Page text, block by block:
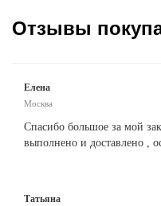
Отзывы
Елена
Москва
Спасибо большое за мой
выполнено и доставлено ,
Татьяна